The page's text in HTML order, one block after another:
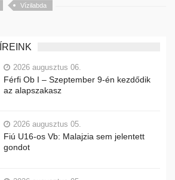
Vízilabda
2026 augusztus 06.
Férfi Ob I – Szeptember 9-én kezdődik
az alapszakasz
2026 augusztus 05.
Fiú U16-os Vb: Malajzia sem jelentett
gondot